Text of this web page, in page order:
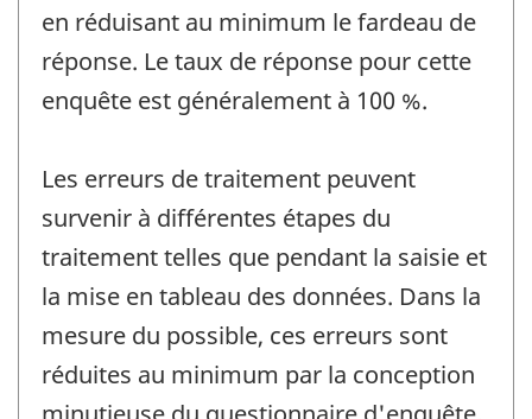
en réduisant au minimum le fardeau de
réponse. Le taux de réponse pour cette
enquête est généralement à 100 %.
Les erreurs de traitement peuvent
survenir à différentes étapes du
traitement telles que pendant la saisie et
la mise en tableau des données. Dans la
mesure du possible, ces erreurs sont
réduites au minimum par la conception